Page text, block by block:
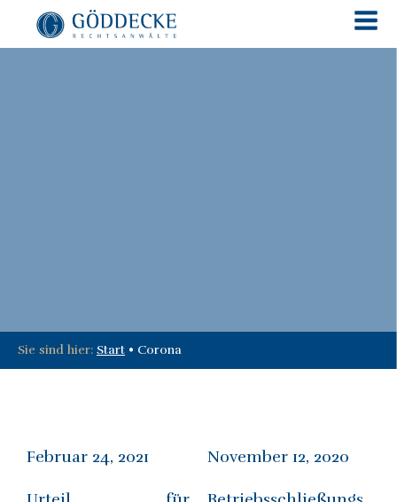
Sie sind hier: Start • Corona
Februar 24, 2021 November 12, 2020